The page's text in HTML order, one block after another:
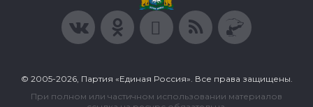
© 2005-2026, Партия «Единая Россия». Все права защищены.
При полном или частичном использовании материалов